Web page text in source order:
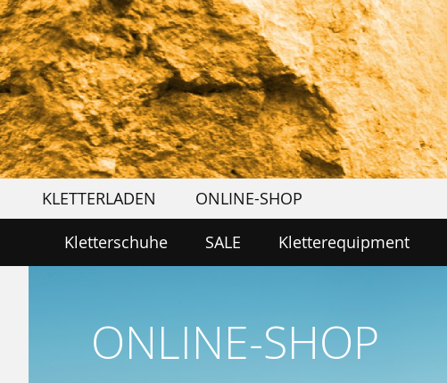
KLETTERLADEN ONLINE-SHOP
Kletterschuhe SALE Kletterequipment
ONLINE-SHOP